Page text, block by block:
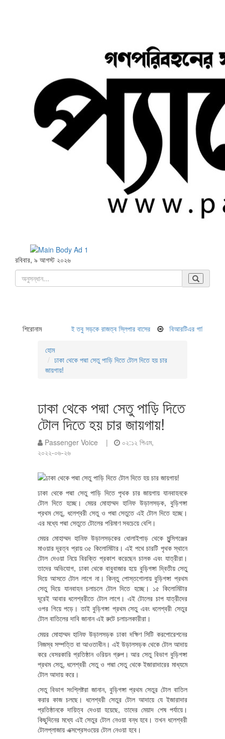
রবিবার, ৯ আগস্ট ২০২৬
শিরোনাম
নেই তবু সড়কে রাজত্ব স্লিপার বাসের বিআরটিএর গাফিলতিতে স্মার্ট ড্রাইভিং লাইসেন্স
হোম
ঢাকা থেকে পদ্মা সেতু পাড়ি দিতে টোল দিতে হয় চার
জায়গায়!
ঢাকা থেকে পদ্মা সেতু পাড়ি দিতে
টোল দিতে হয় চার জায়গায়!
Passenger Voice |
০২:১২ পিএম,
২০২২-০৬-২৬
ঢাকা থেকে পদ্মা সেতু পাড়ি দিতে পৃথক চার জায়গায় যানবাহনকে
টোল দিতে হচ্ছে। মেয়র মোহাম্মদ হানিফ উড়ালসড়ক, বুড়িগঙ্গা
প্রথম সেতু, ধলেশ্বরী সেতু ও পদ্মা সেতুতে এই টোল দিতে হচ্ছে।
এর মধ্যে পদ্মা সেতুতে টোলের পরিমাণ সবচেয়ে বেশি।
মেয়র মোহাম্মদ হানিফ উড়ালসড়কের ধোলাইপাড় থেকে মুন্সিগঞ্জের
মাওয়ার দূরত্ব প্রায় ৩৫ কিলোমিটার। এই পথে চারটি পৃথক স্থানে
টোল দেওয়া নিয়ে বিরক্তি প্রকাশ করেছেন চালক এবং যাত্রীরা।
তাদের অভিযোগ, ঢাকা থেকে বাবুবাজার হয়ে বুড়িগঙ্গা দ্বিতীয় সেতু
দিয়ে আসতে টোল লাগে না। কিন্তু পোস্তগোলায় বুড়িগঙ্গা প্রথম
সেতু দিয়ে যানবাহন চলাচলে টোল দিতে হচ্ছে। ১৫ কিলোমিটার
দূরেই আবার ধলেশ্বরীতে টোল লাগে। এই টোলের চাপ যাত্রীদের
ওপর গিয়ে পড়ে। তাই বুড়িগঙ্গা প্রথম সেতু এবং ধলেশ্বরী সেতুর
টোল বাতিলের দাবি জানান এই রুটে চলাচলকারীরা।
মেয়র মোহাম্মদ হানিফ উড়ালসড়ক ঢাকা দক্ষিণ সিটি করপোরেশনের
নিজস্ব সম্পত্তি বা আওতাধীন। এই উড়ালসড়ক থেকে টোল আদায়
করে বেসরকারি প্রতিষ্ঠান ওরিয়ন গ্রুপ। আর সেতু বিভাগ বুড়িগঙ্গা
প্রথম সেতু, ধলেশ্বরী সেতু ও পদ্মা সেতু থেকে ইজারাদারের মাধ্যমে
টোল আদায় করে।
সেতু বিভাগ সংশ্লিষ্টরা জানান, বুড়িগঙ্গা প্রথম সেতুর টোল বাতিল
করার কাজ চলছে। ধলেশ্বরী সেতুর টোল আদায়ে যে ইজারাদার
প্রতিষ্ঠানকে দায়িত্ব দেওয়া হয়েছে, তাদের মেয়াদ শেষ পর্যায়ে।
কিছুদিনের মধ্যে এই সেতুর টোল নেওয়া বন্ধ হবে। তখন ধলেশ্বরী
টোলপ্লাজায় এক্সপ্রেসওয়ের টোল নেওয়া হবে।